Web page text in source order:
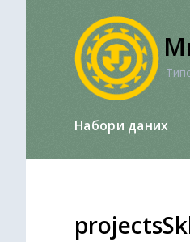
Набори даних